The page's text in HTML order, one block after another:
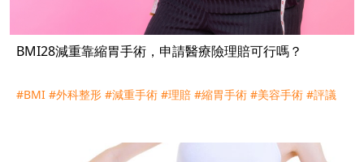
BMI28減重靠縮胃手術，申請醫療險理賠可行嗎？
#BMI #外科整形 #減重手術 #理賠 #縮胃手術 #美容手術 #評議